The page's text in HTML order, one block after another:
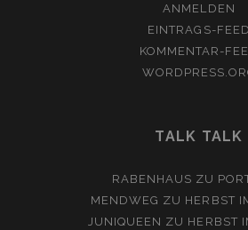
ANMELDEN
EINTRAGS-FEED
KOMMENTAR-
TALK TALK
RABENHAUS ZU
MENDWEG ZU HERBST
JUNIQUEEN ZU HERBST